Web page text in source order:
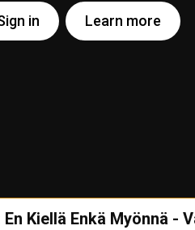
in Learn more
En Kiellä Enkä Myönnä -